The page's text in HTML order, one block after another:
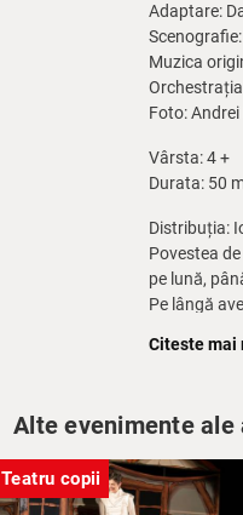
Adaptare:
Muzica
Foto:
Vârsta: 4 +
Durata: 50
Distribuția:
Povestea
pe lună,
Pe lângă
descoerire
neuitat, în
Citeste mai
Alte evenimente
Teatru copii